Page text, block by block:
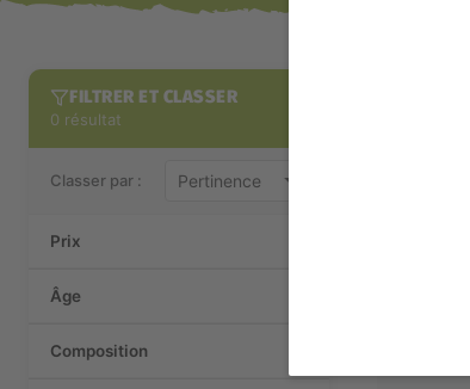
FILTRER ET CLASSER
0 résultat
Classer par :
Prix
Âge
Composition